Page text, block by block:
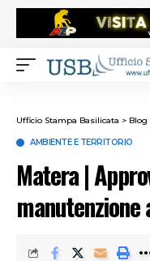
Ufficio Stampa Basilicata > Blog
AMBIENTE E TERRITORIO
Matera |